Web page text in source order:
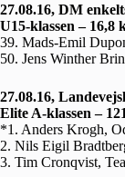
27.08.16, DM
U15-klassen – 16,8
39. Mads-Emil
50. Jens Winther
27.08.16,
Elite A-klassen –
*1. Anders Krogh,
2. Nils Eigil
3. Tim Cronqvist,